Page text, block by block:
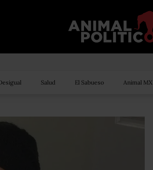
Salud El Sabueso Animal MX